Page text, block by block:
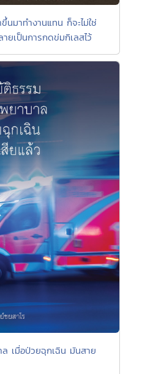
มาทำงานแทน ก็จะไม่ใช่
ยเป็นการกดข่มกิเลสไว้
เมื่อป่วยฉุกเฉิน มันสาย